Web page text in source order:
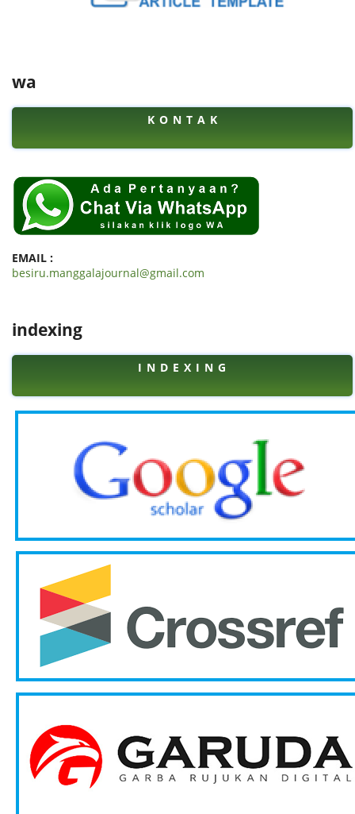
wa
K O N T A K
EMAIL :
besiru.manggalajournal@gmail.com
indexing
I N D E X I N G